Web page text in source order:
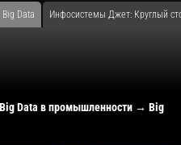
Data Инфосистемы Джет: Круглый
Data в промышленности → Big